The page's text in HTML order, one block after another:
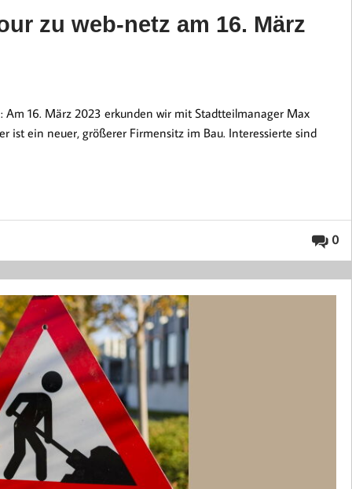
zu web-netz am 16. März
16. März 2023 erkunden wir mit Stadtteilmanager Max
ist ein neuer, größerer Firmensitz im Bau. Interessierte sind
0